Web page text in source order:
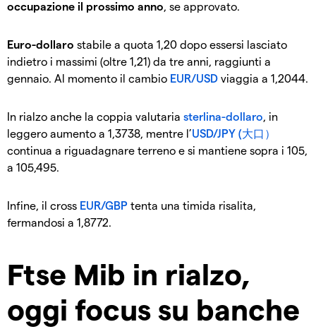
occupazione il prossimo anno, se approvato.
Euro-dollaro stabile a quota 1,20 dopo essersi lasciato
indietro i massimi (oltre 1,21) da tre anni, raggiunti a
gennaio. Al momento il cambio EUR/USD viaggia a 1,2044.
In rialzo anche la coppia valutaria sterlina-dollaro, in
leggero aumento a 1,3738, mentre l’USD/JPY (大口）
continua a riguadagnare terreno e si mantiene sopra i 105,
a 105,495.
Infine, il cross EUR/GBP tenta una timida risalita,
fermandosi a 1,8772.
Ftse Mib in rialzo,
oggi focus su banche